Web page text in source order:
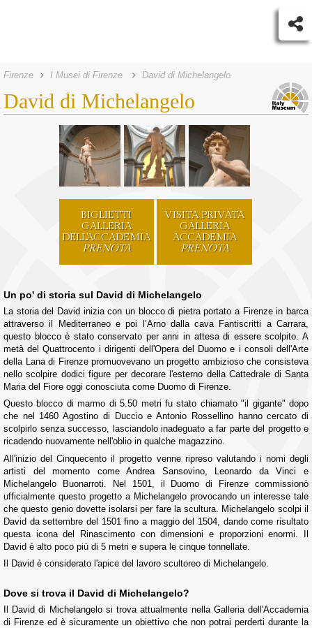
Firenze I Musei di Firenze David di Michelangelo
David di Michelangelo
BIGLIETTI
GALLERIA
DELL'ACCADEMIA
PRENOTA
VISITA PRIVATA
GALLERIA
ACCADEMIA
PRENOTA
Un po' di storia sul David di Michelangelo
La storia del David inizia con un blocco di pietra portato a Firenze in barca
attraverso il Mediterraneo e poi l’Arno dalla cava Fantiscritti a Carrara,
questo blocco è stato conservato per anni in attesa di essere scolpito. A
metà del Quattrocento i dirigenti dell'Opera del Duomo e i consoli dell'Arte
della Lana di Firenze promuovevano un progetto ambizioso che consisteva
nello scolpire dodici figure per decorare l'esterno della Cattedrale di Santa
Maria del Fiore oggi conosciuta come Duomo di Firenze.
Questo blocco di marmo di 5.50 metri fu stato chiamato "il gigante" dopo
che nel 1460 Agostino di Duccio e Antonio Rossellino hanno cercato di
scolpirlo senza successo, lasciandolo inadeguato a far parte del progetto e
ricadendo nuovamente nell'oblio in qualche magazzino.
All'inizio del Cinquecento il progetto venne ripreso valutando i nomi degli
artisti del momento come Andrea Sansovino, Leonardo da Vinci e
Michelangelo Buonarroti. Nel 1501, il Duomo di Firenze commissionò
ufficialmente questo progetto a Michelangelo provocando un interesse tale
che questo genio dovette isolarsi per fare la scultura. Michelangelo scolpi il
David da settembre del 1501 fino a maggio del 1504, dando come risultato
questa icona del Rinascimento con dimensioni e proporzioni enormi. Il
David è alto poco più di 5 metri e supera le cinque tonnellate.
Il David è considerato l'apice del lavoro scultoreo di Michelangelo.
Dove si trova il David di Michelangelo?
Il David di Michelangelo si trova attualmente nella Galleria dell'Accademia
di Firenze ed è sicuramente un obiettivo che non potrai perderti durante la